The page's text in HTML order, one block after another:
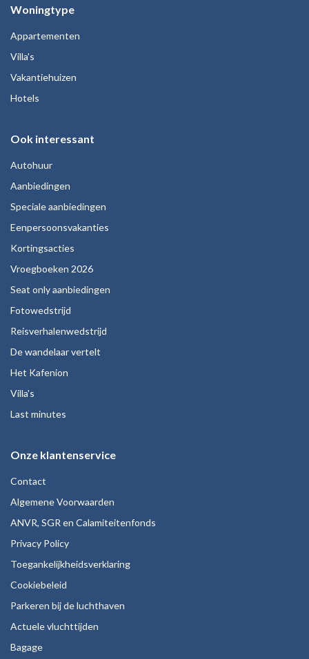
Woningtype
Appartementen
Villa's
Vakantiehuizen
Hotels
Ook interessant
Autohuur
Aanbiedingen
Speciale aanbiedingen
Eenpersoonsvakanties
Kortingsacties
Vroegboeken 2026
Seat only aanbiedingen
Fotowedstrijd
Reisverhalenwedstrijd
De wandelaar vertelt
Het Kafenion
Villa's
Last minutes
Onze klantenservice
Contact
Algemene Voorwaarden
ANVR, SGR en Calamiteitenfonds
Privacy Policy
Toegankelijkheidsverklaring
Cookiebeleid
Parkeren bij de luchthaven
Actuele vluchttijden
Bagage